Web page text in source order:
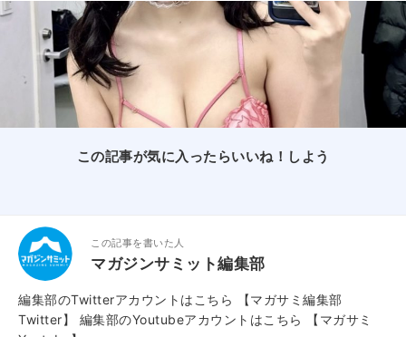
この記事が気に入ったらいいね！しよう
この記事を書いた人
マガジンサミット編集部
編集部のTwitterアカウントはこちら
【マガサミ編集部
Twitter】
編集部のYoutubeアカウントはこちら
【マガサミ